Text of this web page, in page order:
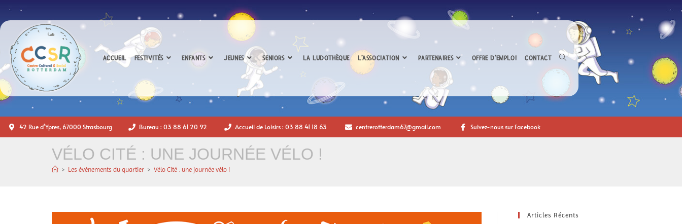
ACCUEIL FESTIVITÉS ENFANTS JEUNES SENIORS LA LUDOTHÈQUE L’ASSOCIATION PARTENAIRES OFFRE D’EMPLOI CONTACT
42 Rue d'Ypres, 67000 Strasbourg Bureau : 03 88 61 20 92 Accueil de Loisirs : 03 88 41 18 63 centrerotterdam67@gmail.com Suivez-nous sur Facebook
VÉLO CITÉ : UNE JOURNÉE VÉLO !
> Les événements du quartier > Vélo Cité : une journée vélo !
Articles Récents